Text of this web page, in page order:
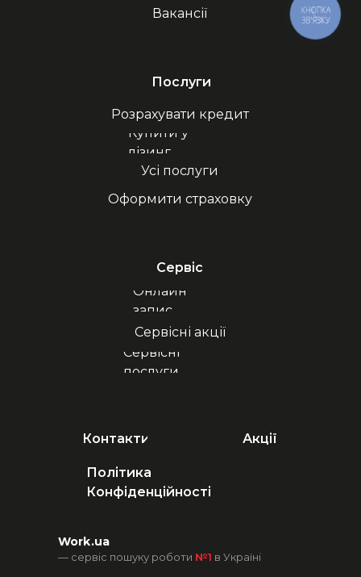
Акції
Контакти
Онлайн
запис
Сервісні
послуги
Сервісні акції
Сервіс
Вакансії
Купити у
лізинг
Оформити страховку
Усі послуги
Послуги
Розрахувати кредит
Політика
Конфіденційності
Work.ua
— сервіс пошуку роботи №1 в Україні
КНОПКА
ЗВ'ЯЗКУ